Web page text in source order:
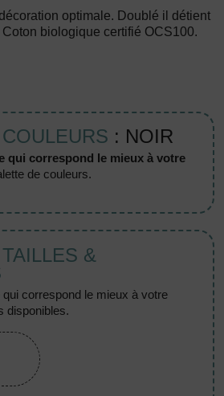
optimale. Doublé il détient
biologique certifié OCS100.
COULEURS : NOIR
qui correspond le mieux à votre
de couleurs.
TAILLES &
qui correspond le mieux à votre
disponibles.